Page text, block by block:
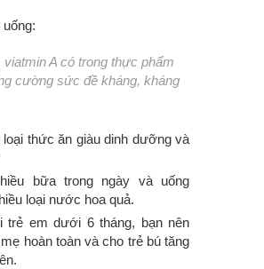
viatmin A có trong thực phẩm
cường sức đề kháng, kháng
thức ăn giàu dinh dưỡng và
bữa trong ngày và uống
loại nước hoa quả.
trẻ em dưới 6 tháng, bạn nên
hoàn toàn và cho trẻ bú tăng